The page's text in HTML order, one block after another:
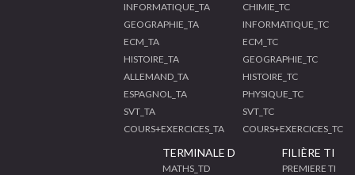
INFORMATIQUE_TA
GEOGRAPHIE_TA
ECM_TA
HISTOIRE_TA
ALLEMAND_TA
ESPAGNOL_TA
SVT_TA
COURS+EXERCICES_TA
CHIMIE_TC
INFORMATIQUE_TC
ECM_TC
GEOGRAPHIE_TC
HISTOIRE_TC
PHYSIQUE_TC
SVT_TC
COURS+EXERCICES_TC
TERMINALE D
MATHS_TD
FILIÈRE TI
PREMIERE TI